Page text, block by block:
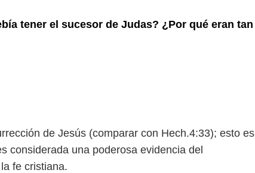
tener el sucesor de Judas? ¿Por qué eran tan
de Jesús (comparar con Hech.4:33); esto es
considerada una poderosa evidencia del
fe cristiana.